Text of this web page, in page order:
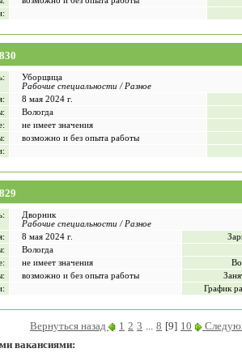
Уборщица
Рабочие специальности / Разное
8 мая 2024 г.
Вологда
не имеет значения
возможно и без опыта работы
Дворник
Рабочие специальности / Разное
8 мая 2024 г.
Вологда
не имеет значения
возможно и без опыта работы
График
Вернуться назад 1 2 3 ... 8 [9] 10
вакансиями: